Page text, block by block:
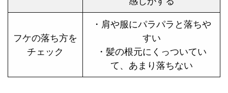
フケの落ち方を
チェック
・肩や服にパラパラと落ちや
すい
・髪の根元にくっついてい
て、あまり落ちない